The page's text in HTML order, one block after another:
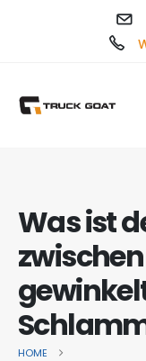
Was ist
HOME